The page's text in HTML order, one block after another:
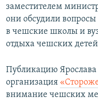
заместителем
они обсудили
в чешские школы и
отдыха чешских
Публикацию
организация
внимание чешских